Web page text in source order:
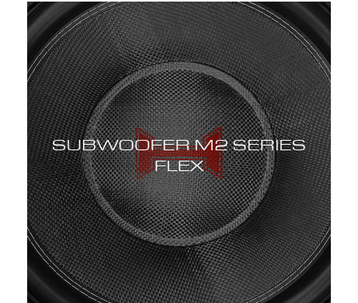
SUBWOOFER M2 SERIES
FLEX